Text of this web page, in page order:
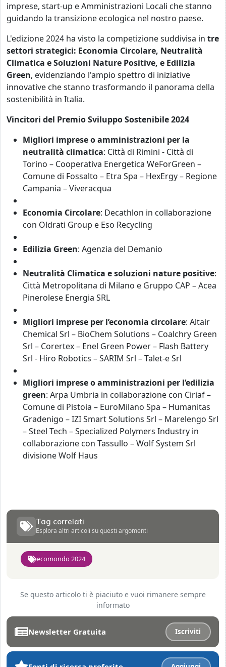
imprese, start-up e Amministrazioni Locali che stanno
guidando la transizione ecologica nel nostro paese.
L'edizione 2024 ha visto la competizione suddivisa in tre
settori strategici: Economia Circolare, Neutralità
Climatica e Soluzioni Nature Positive, e Edilizia
Green, evidenziando l'ampio spettro di iniziative
innovative che stanno trasformando il panorama della
sostenibilità in Italia.
Vincitori del Premio Sviluppo Sostenibile 2024
Migliori imprese o amministrazioni per la
neutralità climatica: Città di Rimini - Città di
Torino – Cooperativa Energetica WeForGreen –
Comune di Fossalto – Etra Spa – HexErgy – Regione
Campania – Viveracqua
Economia Circolare: Decathlon in collaborazione
con Oldrati Group e Eso Recycling
Edilizia Green: Agenzia del Demanio
Neutralità Climatica e soluzioni nature positive:
Città Metropolitana di Milano e Gruppo CAP – Acea
Pinerolese Energia SRL
Migliori imprese per l’economia circolare: Altair
Chemical Srl – BioChem Solutions – Coalchry Green
Srl – Corertex – Enel Green Power – Flash Battery
Srl - Hiro Robotics – SARIM Srl – Talet-e Srl
Migliori imprese o amministrazioni per l’edilizia
green: Arpa Umbria in collaborazione con Ciriaf –
Comune di Pistoia – EuroMilano Spa – Humanitas
Gradenigo – IZI Smart Solutions Srl – Marelengo Srl
– Steel Tech – Specialized Polymers Industry in
collaborazione con Tassullo – Wolf System Srl
divisione Wolf Haus
Tag correlati
Esplora altri articoli su questi argomenti
ecomondo 2024
Se questo articolo ti è piaciuto e vuoi rimanere sempre
informato
Newsletter Gratuita Iscriviti